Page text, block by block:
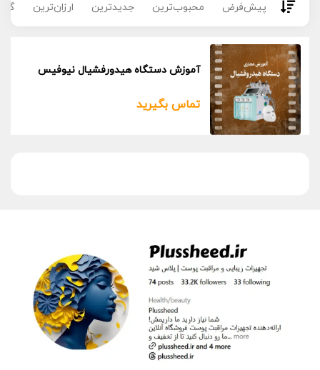
پیش‌فرض محبوب‌ترین جدیدترین ارزان‌ترین
آموزش دستگاه هیدورفشیال نیوفیس
تماس بگیرید